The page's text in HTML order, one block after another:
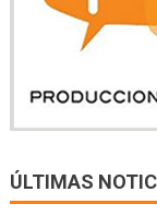
ÚLTIMAS